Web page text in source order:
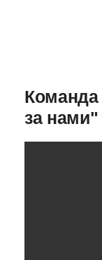
за нами"